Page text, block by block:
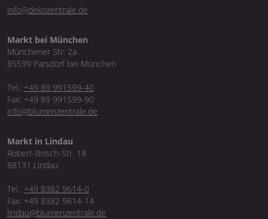
info@dekozentrale.de
Markt bei München
Münchener Str. 2a
85599 Parsdorf bei München
Tel.: +49 89 991599-40
Fax: +49 89 991599-90
info@blumenzentrale.de
Markt in Lindau
Robert-Bosch-Str. 18
88131 Lindau
Tel.: +49 8382 9614-0
Fax: +49 8382 9614-14
lindau@blumenzentrale.de